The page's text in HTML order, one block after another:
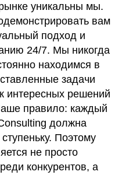
уникальны мы.
вам
подход и
24/7. Мы никогда
находимся в
задачи
интересных решений
правило: каждый
должна
Поэтому
не просто
конкурентов, а